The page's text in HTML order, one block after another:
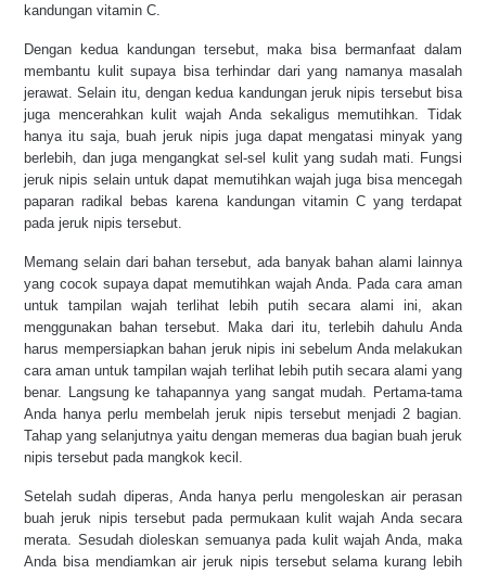
kandungan vitamin C.
Dengan kedua kandungan tersebut, maka bisa bermanfaat dalam
membantu kulit supaya bisa terhindar dari yang namanya masalah
jerawat. Selain itu, dengan kedua kandungan jeruk nipis tersebut bisa
juga mencerahkan kulit wajah Anda sekaligus memutihkan. Tidak
hanya itu saja, buah jeruk nipis juga dapat mengatasi minyak yang
berlebih, dan juga mengangkat sel-sel kulit yang sudah mati. Fungsi
jeruk nipis selain untuk dapat memutihkan wajah juga bisa mencegah
paparan radikal bebas karena kandungan vitamin C yang terdapat
pada jeruk nipis tersebut.
Memang selain dari bahan tersebut, ada banyak bahan alami lainnya
yang cocok supaya dapat memutihkan wajah Anda. Pada cara aman
untuk tampilan wajah terlihat lebih putih secara alami ini, akan
menggunakan bahan tersebut. Maka dari itu, terlebih dahulu Anda
harus mempersiapkan bahan jeruk nipis ini sebelum Anda melakukan
cara aman untuk tampilan wajah terlihat lebih putih secara alami yang
benar. Langsung ke tahapannya yang sangat mudah. Pertama-tama
Anda hanya perlu membelah jeruk nipis tersebut menjadi 2 bagian.
Tahap yang selanjutnya yaitu dengan memeras dua bagian buah jeruk
nipis tersebut pada mangkok kecil.
Setelah sudah diperas, Anda hanya perlu mengoleskan air perasan
buah jeruk nipis tersebut pada permukaan kulit wajah Anda secara
merata. Sesudah dioleskan semuanya pada kulit wajah Anda, maka
Anda bisa mendiamkan air jeruk nipis tersebut selama kurang lebih